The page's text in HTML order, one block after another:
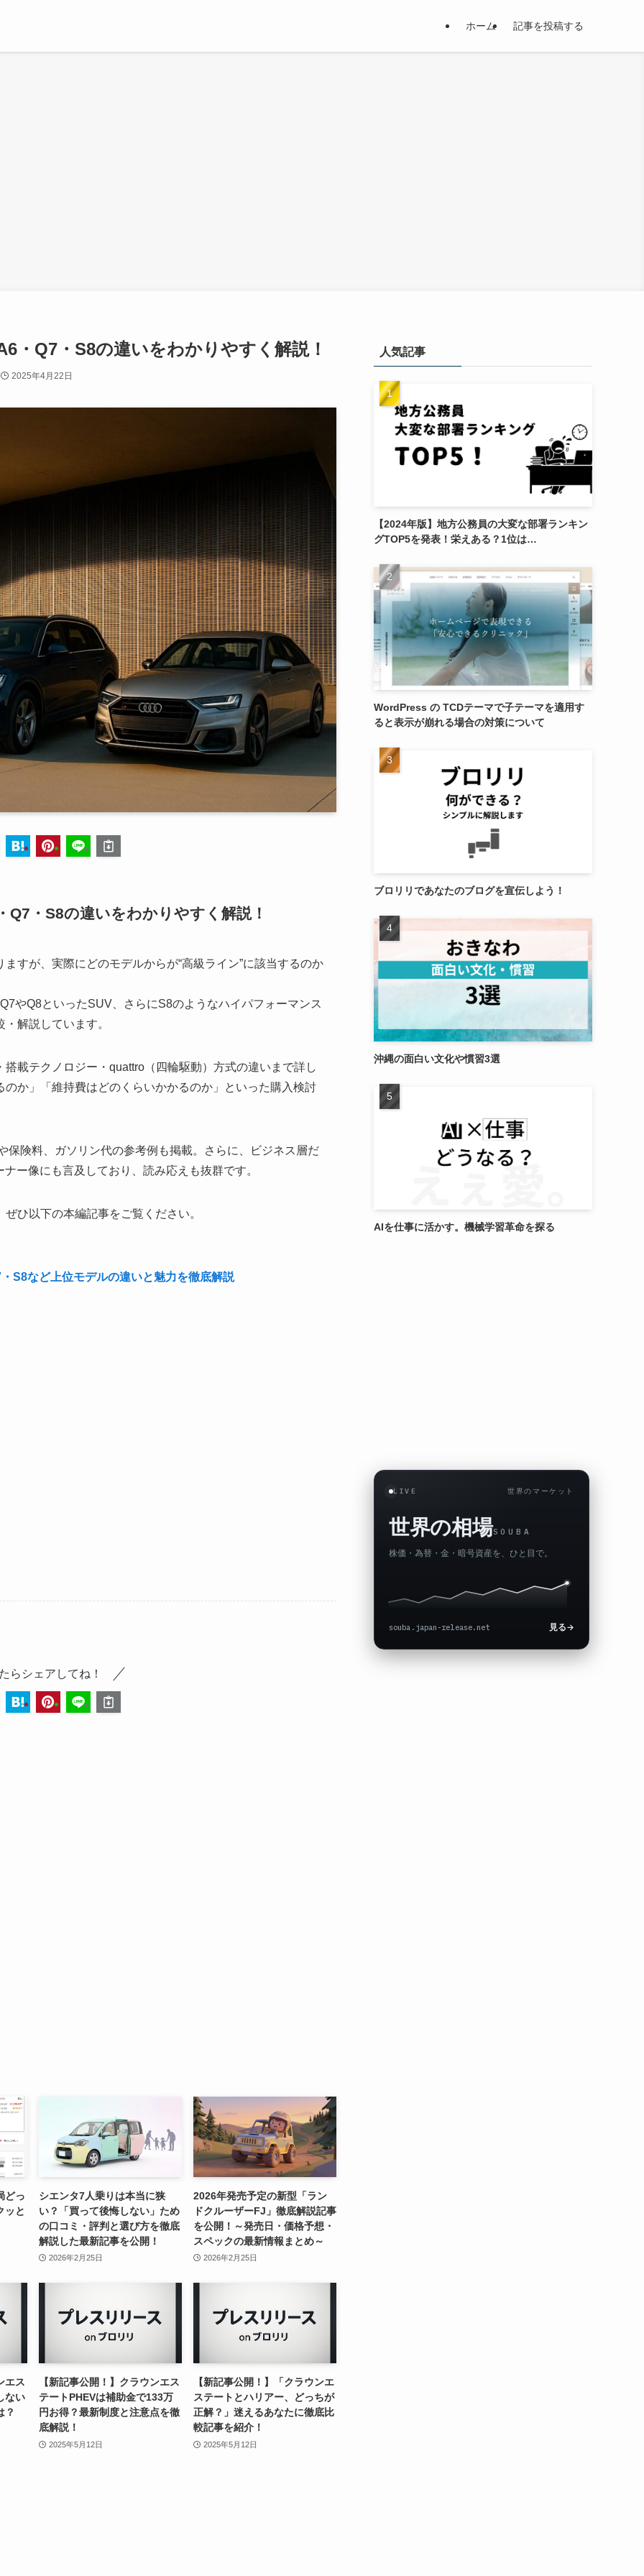
ホーム 記事を投稿する
・Q7・S8の違いをわかりやすく解説！
2025年4月22日
・S8の違いをわかりやすく解説！
すが、実際にどのモデルからが“高級ライン”に該当するのか
やQ8といったSUV、さらにS8のようなハイパフォーマンス
解説しています。
載テクノロジー・quattro（四輪駆動）方式の違いまで詳し
か」「維持費はどのくらいかかるのか」といった購入検討
保険料、ガソリン代の参考例も掲載。さらに、ビジネス層だ
ー像にも言及しており、読み応えも抜群です。
ひ以下の本編記事をご覧ください。
S8など上位モデルの違いと魅力を徹底解説
らシェアしてね！
どっ
ッと
シエンタ7人乗りは本当に狭
い？「買って後悔しない」ため
の口コミ・評判と選び方を徹底
解説した最新記事を公開！
2026年2月25日
2026年発売予定の新型「ラン
ドクルーザーFJ」徹底解説記事
を公開！～発売日・価格予想・
スペックの最新情報まとめ～
2026年2月25日
エス
ない
？
【新記事公開！】クラウンエス
テートPHEVは補助金で133万
円お得？最新制度と注意点を徹
底解説！
2025年5月12日
【新記事公開！】「クラウンエ
ステートとハリアー、どっちが
正解？」迷えるあなたに徹底比
較記事を紹介！
2025年5月12日
人気記事
【2024年版】地方公務員の大変な部署ランキン
グTOP5を発表！栄えある？1位は…
WordPress の TCDテーマで子テーマを適用す
ると表示が崩れる場合の対策について
ブロリリであなたのブログを宣伝しよう！
沖縄の面白い文化や慣習3選
AIを仕事に活かす。機械学習革命を探る
LIVE 世界のマーケット
世界の相場SOUBA
株価・為替・金・暗号資産を、ひと目で。
souba.japan-release.net 見る→